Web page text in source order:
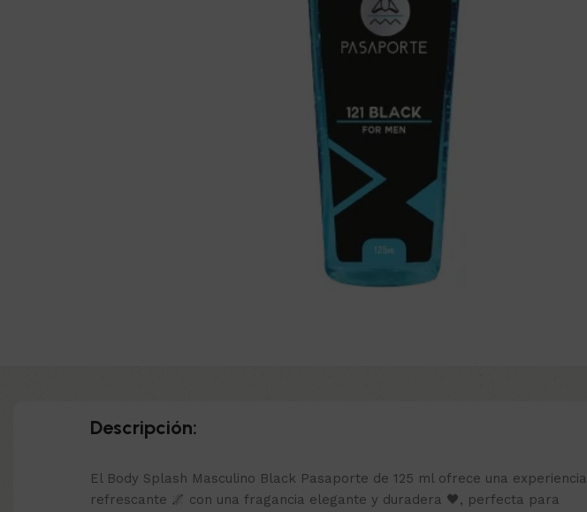
Descripción:
El Body Splash Masculino Black Pasaporte de 125 ml ofrece una experiencia
refrescante 🌌 con una fragancia elegante y duradera 🖤, perfecta para